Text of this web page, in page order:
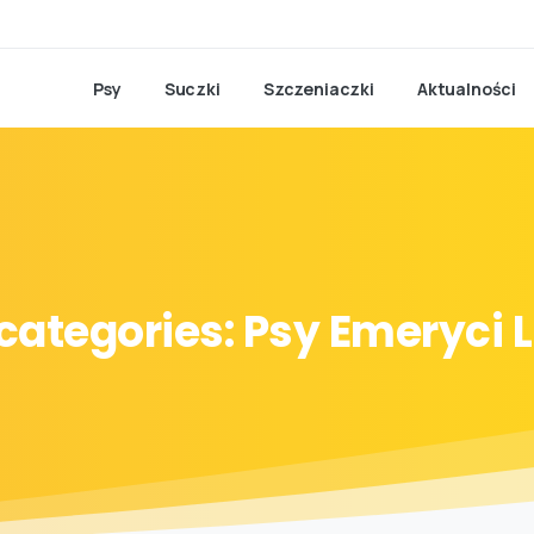
Psy Suczki Szczeniaczki Aktualności
PsyEmeryci